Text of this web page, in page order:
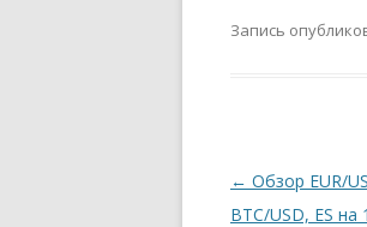
Запись
Навигация
по
← Обзор EUR/
BTC/USD, ES на